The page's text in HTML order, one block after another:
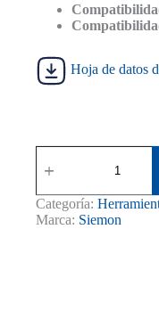
S/ 575.00.
S/ 500.00.
Hoja de datos
UltraMAX
Siemon
para
Jack
Categoría:
Marca: Siemon